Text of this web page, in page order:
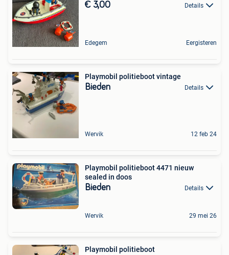
€ 3,00 Details
Edegem Eergisteren
Playmobil politieboot vintage
Bieden Details
Wervik 12 feb 24
Playmobil politieboot 4471 nieuw
sealed in doos
Bieden Details
Wervik 29 mei 26
Playmobil politieboot